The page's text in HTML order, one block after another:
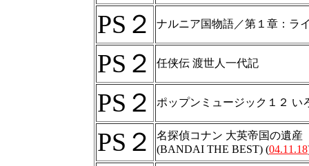
PS２ ナルニア国物語／第１章：ラ
PS２ 任侠伝 渡世人一代記
PS２ ポップンミュージック１２ い
PS２
名探偵コナン 大英帝国の遺産
(BANDAI THE BEST) (04.11.18